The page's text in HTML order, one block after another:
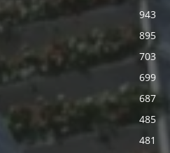
943
895
703
699
687
485
481